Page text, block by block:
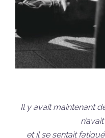
Il y avait maintenant
et il se sentait